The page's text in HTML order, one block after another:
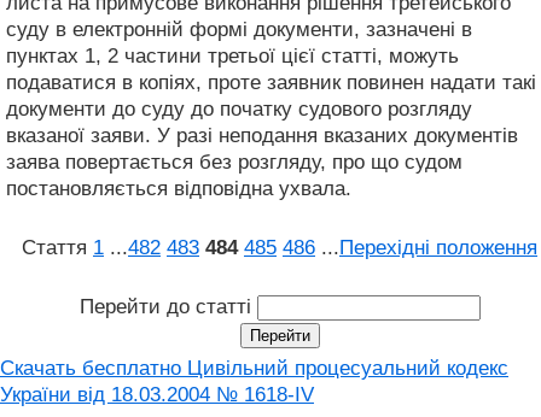
суду в електронній формі документи, зазначені в
пунктах 1, 2 частини третьої цієї статті, можуть
подаватися в копіях, проте заявник повинен надати такі
документи до суду до початку судового розгляду
вказаної заяви. У разі неподання вказаних документів
заява повертається без розгляду, про що судом
постановляється відповідна ухвала.
Стаття 1 ...482 483 484 485 486 ...Перехідні положення
Перейти до статті
Скачать бесплатно Цивільний процесуальний кодекс
України від 18.03.2004 № 1618-IV